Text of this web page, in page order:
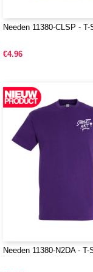
Needen 11380-CLSP -
€4.96
Needen 11380-N2DA - T-